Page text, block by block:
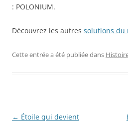
: POLONIUM.
Découvrez les autres solutions du
Cette entrée a été publiée dans
Navigation
← Étoile qui devient